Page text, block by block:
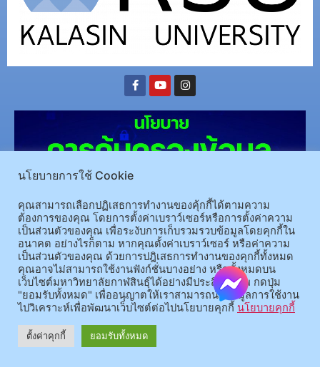
(อ.นามน)13 หมู่ 14 ต.สงเปลือย อ.นามน จ.กาฬสินธุ์ 46230โทรศัพท์ : 043-602-055 โทรสาร :
043-602-044
(อ.เมือง)62/1 ถ.เกษตรสมบูรณ์ ต.กาฬสินธุ์ อ.เมือง จ.กาฬสินธุ์ 46000โทรศัพท์ 043-811128 08-
64584360 โทรสาร 043-813070
© 2025 All rights Reserved.
นโยบายการใช้ Cookie
คุณสามารถเลือกปฏิเสธการทำงานของคุ้กกี้ได้ตามความ
ต้องการของคุณ โดยการตั้งค่าเบราว์เซอร์หรือการตั้งค่าความ
เป็นส่วนตัวของคุณ เพื่อระงับการเก็บรวมรวบข้อมูลโดยคุกกี้ใน
อนาคต อย่างไรก็ตาม หากคุณตั้งค่าเบราว์เซอร์ หรือค่าความ
เป็นส่วนตัวของคุณ ด้วยการปฎิเสธการทำงานของคุกกี้ทั้งหมด
คุณอาจไม่สามารถใช้งานฟังก์ชั่นบางอย่าง หรือทั้งหมดบน
เว็บไซต์มหาวิทยาลัยกาฬสินธุ์ได้อย่างมีประสิทธิภาพ กดปุ่ม
"ยอมรับทั้งหมด" เพื่ออนุญาตให้เราสามารถนำข้อมูลการใช้งาน
ไปวิเคราะห์เพื่อพัฒนาเว็บไซต์ต่อไปนโยบายคุกกี้ นโยบายคุกกี้
ตั้งค่าคุกกี้ ยอมรับทั้งหมด